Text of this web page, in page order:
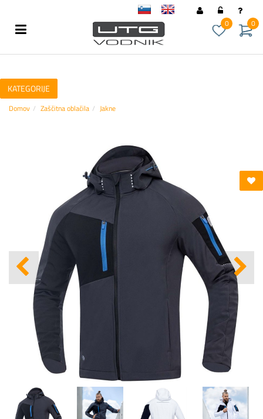
0
0
KATEGORIJE
Domov Zaščitna oblačila Jakne